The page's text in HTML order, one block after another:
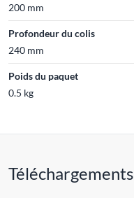
200 mm
Profondeur du colis
240 mm
Poids du paquet
0.5 kg
Téléchargements